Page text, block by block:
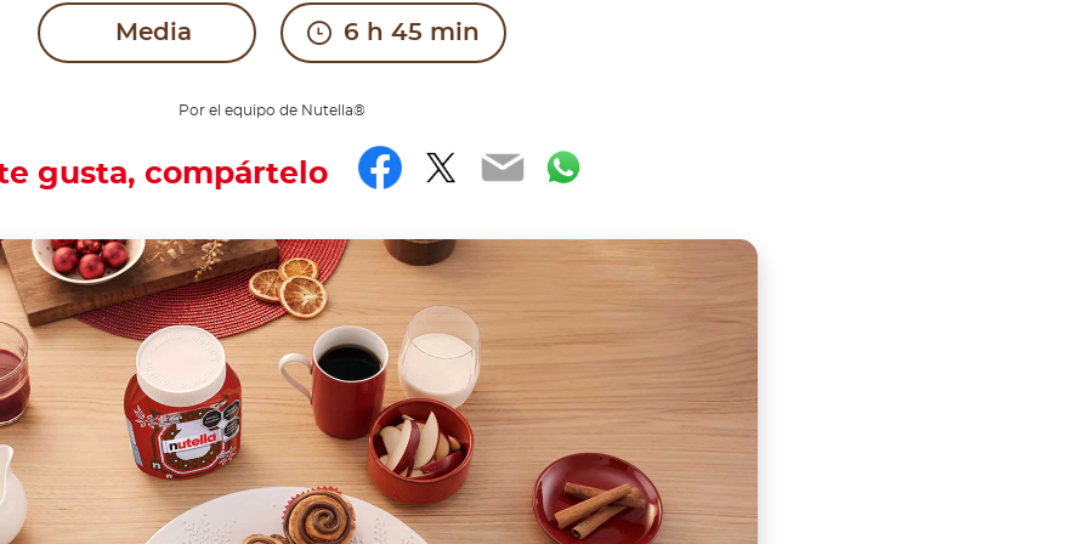
Media 6 h 45 min
Por el equipo de Nutella®
gusta, compártelo Facebook
Twitter
EmailWhatsApp